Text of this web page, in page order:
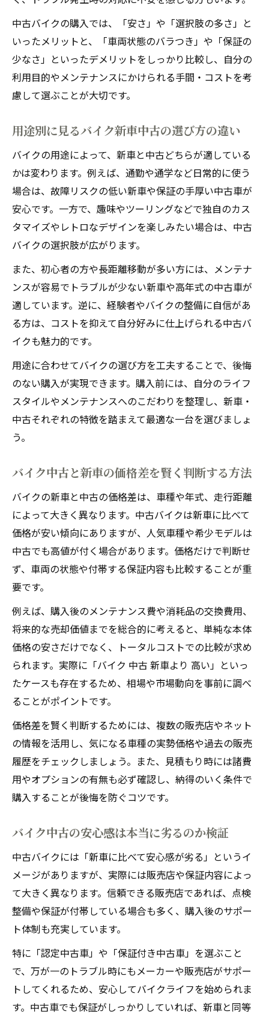
中古バイクの購入では、「安さ」や「選択肢の多さ」と
いったメリットと、「車両状態のバラつき」や「保証の
少なさ」といったデメリットをしっかり比較し、自分の
利用目的やメンテナンスにかけられる手間・コストを考
慮して選ぶことが大切です。
用途別に見るバイク新車中古の選び方の違い
バイクの用途によって、新車と中古どちらが適している
かは変わります。例えば、通勤や通学など日常的に使う
場合は、故障リスクの低い新車や保証の手厚い中古車が
安心です。一方で、趣味やツーリングなどで独自のカス
タマイズやレトロなデザインを楽しみたい場合は、中古
バイクの選択肢が広がります。
また、初心者の方や長距離移動が多い方には、メンテナ
ンスが容易でトラブルが少ない新車や高年式の中古車が
適しています。逆に、経験者やバイクの整備に自信があ
る方は、コストを抑えて自分好みに仕上げられる中古バ
イクも魅力的です。
用途に合わせてバイクの選び方を工夫することで、後悔
のない購入が実現できます。購入前には、自分のライフ
スタイルやメンテナンスへのこだわりを整理し、新車・
中古それぞれの特徴を踏まえて最適な一台を選びましょ
う。
バイク中古と新車の価格差を賢く判断する方法
バイクの新車と中古の価格差は、車種や年式、走行距離
によって大きく異なります。中古バイクは新車に比べて
価格が安い傾向にありますが、人気車種や希少モデルは
中古でも高値が付く場合があります。価格だけで判断せ
ず、車両の状態や付帯する保証内容も比較することが重
要です。
例えば、購入後のメンテナンス費や消耗品の交換費用、
将来的な売却価値までを総合的に考えると、単純な本体
価格の安さだけでなく、トータルコストでの比較が求め
られます。実際に「バイク 中古 新車より 高い」といっ
たケースも存在するため、相場や市場動向を事前に調べ
ることがポイントです。
価格差を賢く判断するためには、複数の販売店やネット
の情報を活用し、気になる車種の実勢価格や過去の販売
履歴をチェックしましょう。また、見積もり時には諸費
用やオプションの有無も必ず確認し、納得のいく条件で
購入することが後悔を防ぐコツです。
バイク中古の安心感は本当に劣るのか検証
中古バイクには「新車に比べて安心感が劣る」というイ
メージがありますが、実際には販売店や保証内容によっ
て大きく異なります。信頼できる販売店であれば、点検
整備や保証が付帯している場合も多く、購入後のサポー
ト体制も充実しています。
特に「認定中古車」や「保証付き中古車」を選ぶこと
で、万が一のトラブル時にもメーカーや販売店がサポー
トしてくれるため、安心してバイクライフを始められま
す。中古車でも保証がしっかりしていれば、新車と同等